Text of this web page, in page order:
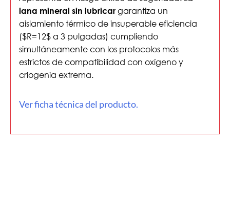
lana mineral sin lubricar garantiza un
aislamiento térmico de insuperable eficiencia
($R=12$a 3 pulgadas) cumpliendo
simultáneamente con los protocolos más
estrictos de compatibilidad con oxígeno y
criogenia extrema.
Ver ficha técnica del producto.